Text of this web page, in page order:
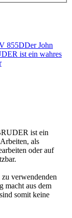
855DDer John
ist ein wahres
ist ein
als
oder auf
verwendenden
macht aus dem
somit keine